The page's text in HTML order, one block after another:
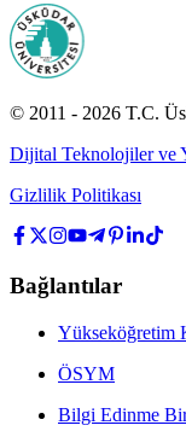
© 2011 - 2026 T.C.
Dijital Teknolojiler ve
Gizlilik Politikası
Bağlantılar
Yükseköğretim
ÖSYM
Bilgi Edinme